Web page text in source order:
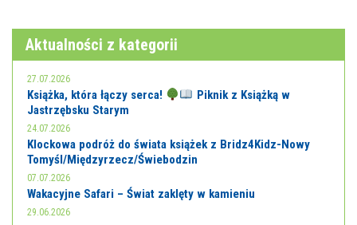
Aktualności z kategorii
27.07.2026
Książka, która łączy serca!
Piknik z Książką w
Jastrzębsku Starym
24.07.2026
Klockowa podróż do świata książek z Bridz4Kidz-Nowy
Tomyśl/Międzyrzecz/Świebodzin
07.07.2026
Wakacyjne Safari – Świat zaklęty w kamieniu
29.06.2026